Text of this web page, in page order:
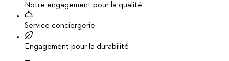
Notre engagement pour la qualité
Service conciergerie
Engagement pour la durabilité